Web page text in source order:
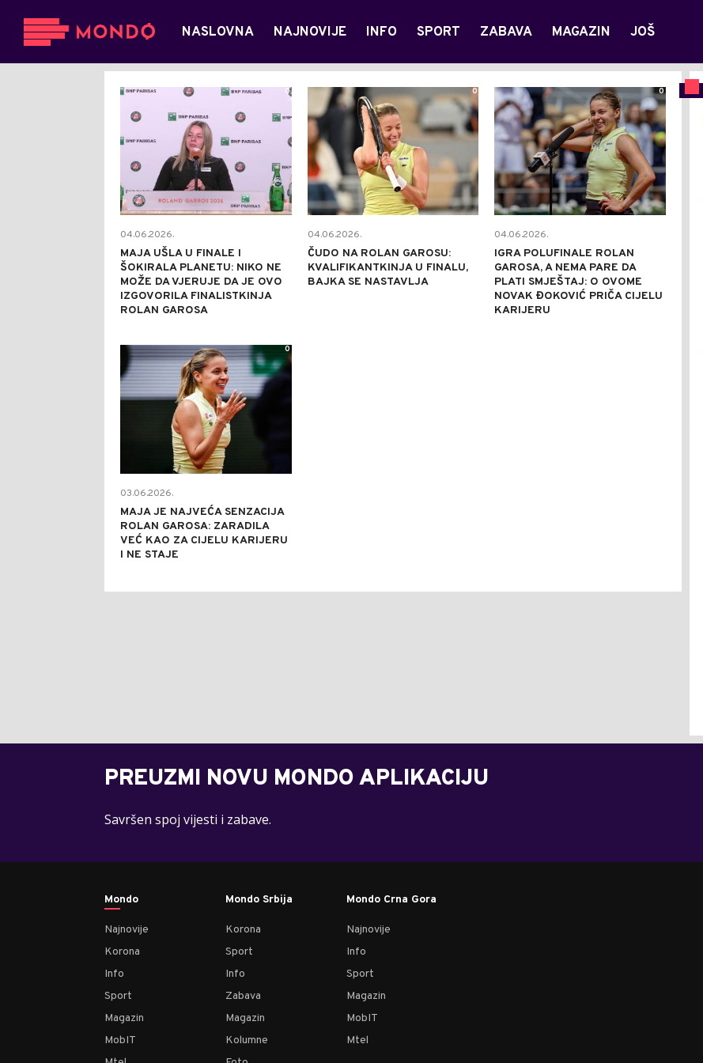
NASLOVNA NAJNOVIJE INFO SPORT ZABAVA MAGAZIN JOŠ
04.06.2026.
MAJA UŠLA U FINALE I
ŠOKIRALA PLANETU: NIKO NE
MOŽE DA VJERUJE DA JE OVO
IZGOVORILA FINALISTKINJA
ROLAN GAROSA
0
04.06.2026.
ČUDO NA ROLAN GAROSU:
KVALIFIKANTKINJA U FINALU,
BAJKA SE NASTAVLJA
0
04.06.2026.
IGRA POLUFINALE ROLAN
GAROSA, A NEMA PARE DA
PLATI SMJEŠTAJ: O OVOME
NOVAK ĐOKOVIĆ PRIČA CIJELU
KARIJERU
0
03.06.2026.
MAJA JE NAJVEĆA SENZACIJA
ROLAN GAROSA: ZARADILA
VEĆ KAO ZA CIJELU KARIJERU
I NE STAJE
0
PREUZMI NOVU MONDO APLIKACIJU
Savršen spoj vijesti i zabave.
Mondo
Najnovije
Korona
Info
Sport
Magazin
MobIT
Mondo Srbija
Korona
Sport
Info
Zabava
Magazin
Kolumne
Mondo Crna Gora
Najnovije
Info
Sport
Magazin
MobIT
Mtel